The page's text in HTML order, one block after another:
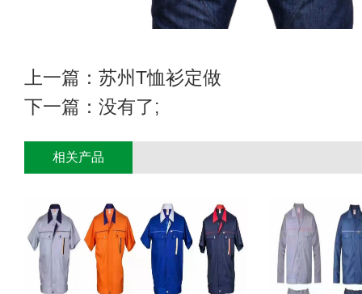
上一篇： 苏州T恤衫定做
下一篇：没有了;
相关产品